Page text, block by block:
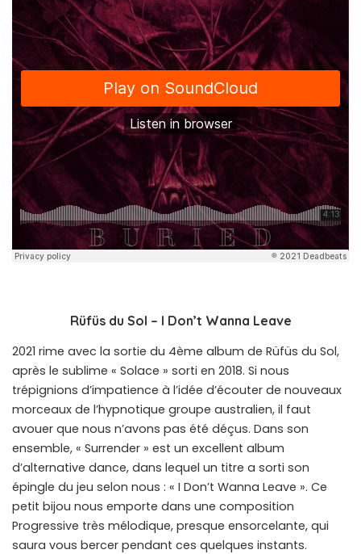
Rüfüs du Sol – I Don’t Wanna Leave
2021 rime avec la sortie du 4ème album de Rüfüs du Sol,
après le sublime « Solace » sorti en 2018. Si nous
trépignions d’impatience à l’idée d’écouter de nouveaux
morceaux de l’hypnotique groupe australien, il faut
avouer que nous n’avons pas été déçus. Dans son
ensemble, « Surrender » est un excellent album
d’alternative dance, dans lequel un titre a sorti son
épingle du jeu selon nous : « I Don’t Wanna Leave ». Ce
petit bijou nous emporte dans une composition
Progressive très mélodique, presque ensorcelante, qui
saura vous bercer pendant ces quelques instants.